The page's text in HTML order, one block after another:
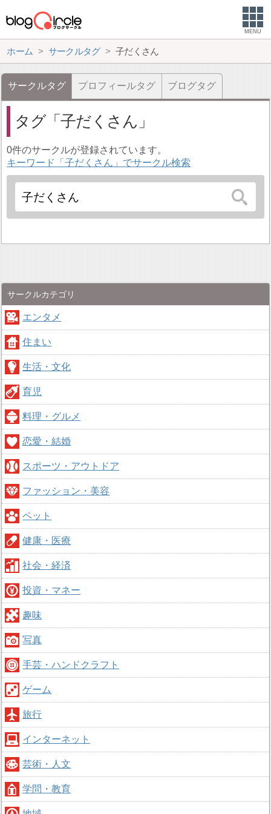
MENU
ホーム サークルタグ 子だくさん
サークルタグ プロフィールタグ ブログタグ
タグ 子だくさん
0件のサークルが登録されています。
キーワード「子だくさん」でサークル検索
サークルカテゴリ
エンタメ
住まい
生活・文化
育児
料理・グルメ
恋愛・結婚
スポーツ・アウトドア
ファッション・美容
ペット
健康・医療
社会・経済
投資・マネー
趣味
写真
手芸・ハンドクラフト
ゲーム
旅行
インターネット
芸術・人文
学問・教育